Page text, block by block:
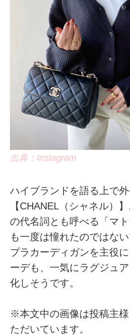
出典：Instagram
ハイブランドを語る上で
【CHANEL（シャネル）
の代名詞とも呼べる「マ
も一度は憧れたのではな
プラカーディガンを主役
ーデも、一気にラグジュ
化しそうです。
※本文中の画像は投稿主
ただいています。